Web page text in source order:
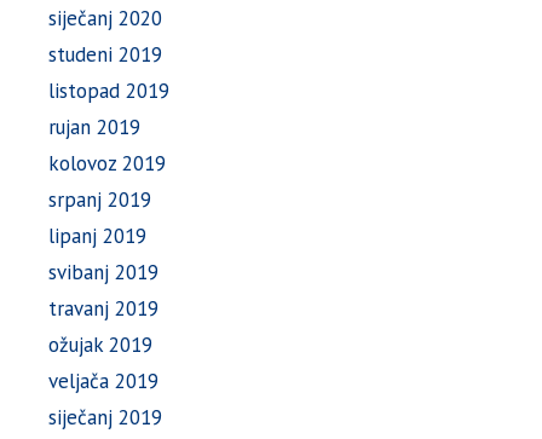
siječanj 2020
studeni 2019
listopad 2019
rujan 2019
kolovoz 2019
srpanj 2019
lipanj 2019
svibanj 2019
travanj 2019
ožujak 2019
veljača 2019
siječanj 2019